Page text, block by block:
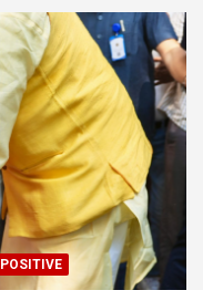
POSITIVE